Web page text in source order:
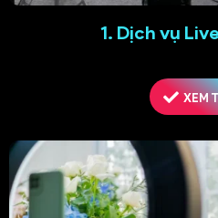
1. Dịch vụ
XEM